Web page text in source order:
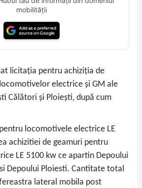
mobilității
licitația pentru achiziția de
electrice și GM ale
Călători și Ploiești, după cum
locomotivele electrice LE
achizitiei de geamuri pentru
LE 5100 kw ce apartin Depoului
Depoului Ploiesti. Cantitate total
lateral mobila post